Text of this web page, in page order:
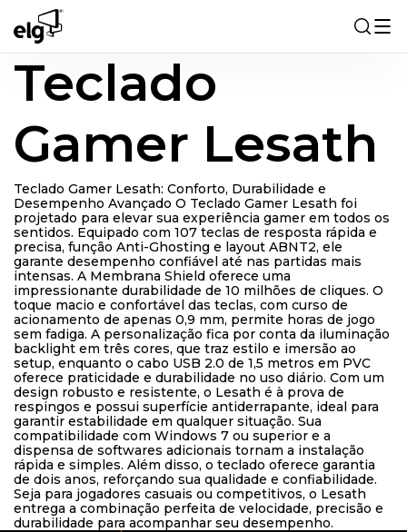
Suportes
Áudio e Vídeo
Casa Inteligente
Acessórios Mobile
Gaming
Office
Sobre a ELG
Produtos
Blog
Teclado
Gamer Lesath
Teclado Gamer Lesath: Conforto, Durabilidade e
Desempenho Avançado O Teclado Gamer Lesath foi
projetado para elevar sua experiência gamer em todos os
sentidos. Equipado com 107 teclas de resposta rápida e
precisa, função Anti-Ghosting e layout ABNT2, ele
garante desempenho confiável até nas partidas mais
intensas. A Membrana Shield oferece uma
impressionante durabilidade de 10 milhões de cliques. O
toque macio e confortável das teclas, com curso de
acionamento de apenas 0,9 mm, permite horas de jogo
sem fadiga. A personalização fica por conta da iluminação
backlight em três cores, que traz estilo e imersão ao
setup, enquanto o cabo USB 2.0 de 1,5 metros em PVC
oferece praticidade e durabilidade no uso diário. Com um
design robusto e resistente, o Lesath é à prova de
respingos e possui superfície antiderrapante, ideal para
garantir estabilidade em qualquer situação. Sua
compatibilidade com Windows 7 ou superior e a
dispensa de softwares adicionais tornam a instalação
rápida e simples. Além disso, o teclado oferece garantia
de dois anos, reforçando sua qualidade e confiabilidade.
Seja para jogadores casuais ou competitivos, o Lesath
entrega a combinação perfeita de velocidade, precisão e
durabilidade para acompanhar seu desempenho.